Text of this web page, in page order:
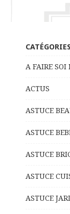
CATÉGORIES
A FAIRE
ACTUS
ASTUCE
ASTUCE
ASTUCE
ASTUCE
ASTUCE